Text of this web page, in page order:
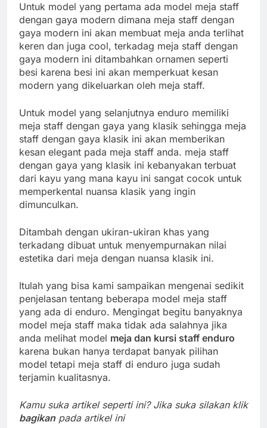
Untuk model yang pertama ada model meja staff
dengan gaya modern dimana meja staff dengan
gaya modern ini akan membuat meja anda terlihat
keren dan juga cool, terkadag meja staff dengan
gaya modern ini ditambahkan ornamen seperti
besi karena besi ini akan memperkuat kesan
modern yang dikeluarkan oleh meja staff.
Untuk model yang selanjutnya enduro memiliki
meja staff dengan gaya yang klasik sehingga meja
staff dengan gaya klasik ini akan memberikan
kesan elegant pada meja staff anda. meja staff
dengan gaya yang klasik ini kebanyakan terbuat
dari kayu yang mana kayu ini sangat cocok untuk
memperkental nuansa klasik yang ingin
dimunculkan.
Ditambah dengan ukiran-ukiran khas yang
terkadang dibuat untuk menyempurnakan nilai
estetika dari meja dengan nuansa klasik ini.
Itulah yang bisa kami sampaikan mengenai sedikit
penjelasan tentang beberapa model meja staff
yang ada di enduro. Mengingat begitu banyaknya
model meja staff maka tidak ada salahnya jika
anda melihat model meja dan kursi staff enduro
karena bukan hanya terdapat banyak pilihan
model tetapi meja staff di enduro juga sudah
terjamin kualitasnya.
Kamu suka artikel seperti ini? Jika suka silakan klik
bagikanpada artikel ini